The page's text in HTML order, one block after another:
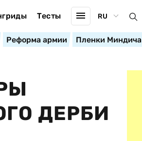
Тесты RU
Реформа армии Пленки Миндича
ДЕРБИ